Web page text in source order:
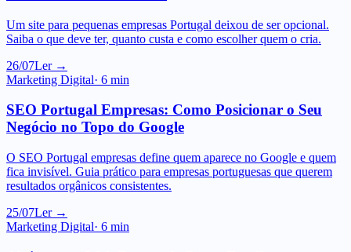
26/07Ler →
Marketing Digital·6min
SEO Portugal Empresas: Como Posicionar o Seu
O SEO Portugal empresas define quem aparece no Google e quem
fica invisível. Guia prático para empresas portuguesas que querem
resultados orgânicos consistentes.
25/07Ler →
Marketing Digital·6min
Alojamento Web Portugal: Como Escolher o